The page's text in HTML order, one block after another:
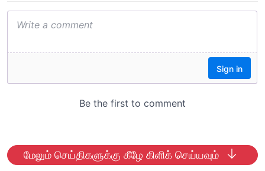
மேலும் செய்திகளுக்கு கீழே கிளிக் செய்யவும்